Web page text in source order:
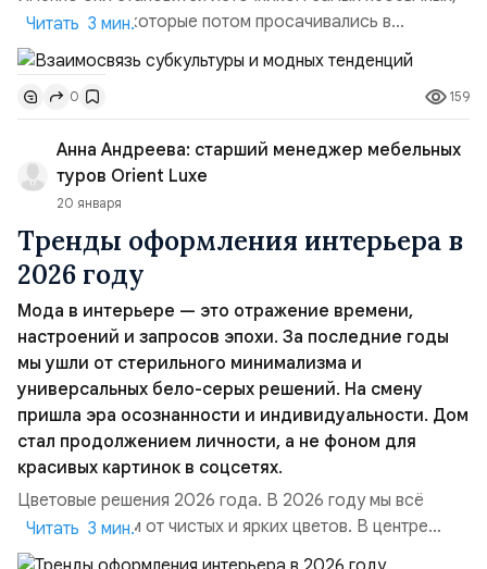
смелых идей, которые потом просачивались в
массовую моду и меняли привычное представление о
стиле. Если внимательно посмотреть на историю, то
можно заметить, что многие тренды, которые перешли в
статус повседневной, обычной одежды, изначально
были формой протеста или способом выражаться на
фоне конс...
Читать 3 мин.
0 159
Анна Андреева: старший менеджер мебельных
туров Orient Luxe
20 января
Тренды оформления интерьера в
2026 году
Мода в интерьере — это отражение времени,
настроений и запросов эпохи. За последние годы
мы ушли от стерильного минимализма и
универсальных бело-серых решений. На смену
пришла эра осознанности и индивидуальности. Дом
стал продолжением личности, а не фоном для
красивых картинок в соцсетях.
Цветовые решения 2026 года. В 2026 году мы всё
больше уходим от чистых и ярких цветов. В центре
внимания сложные, многослойные оттенки. Особенно
Читать 3 мин.